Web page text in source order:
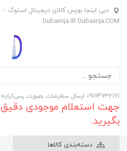
دبی اینجا بورس کالای دیجیتال استوک -
Dubaiinja.IR Dubaiinja.COM
09174732171 ارسال سفارشات بصورت پس‌کرایه تیپاکس
جهت استعلام موجودی دقیق
بگیرید.
دسته‌بندی کالاها